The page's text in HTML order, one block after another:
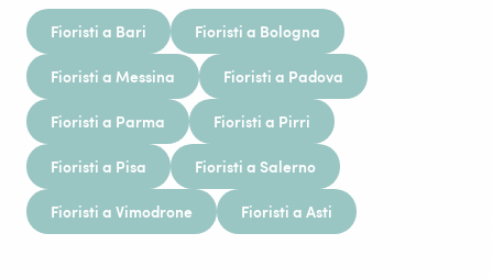
Fioristi a Bari Fioristi a Bologna
Fioristi a Messina Fioristi a Padova
Fioristi a Parma Fioristi a Pirri
Fioristi a Pisa Fioristi a Salerno
Fioristi a Vimodrone Fioristi a Asti